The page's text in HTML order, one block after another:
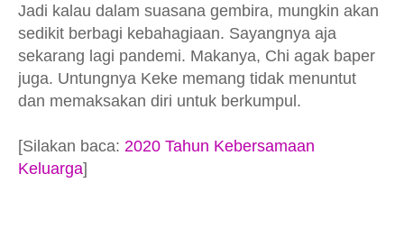
Jadi kalau dalam suasana gembira, mungkin akan
sedikit berbagi kebahagiaan. Sayangnya aja
sekarang lagi pandemi. Makanya, Chi agak baper
juga. Untungnya Keke memang tidak menuntut
dan memaksakan diri untuk berkumpul.
[Silakan baca: 2020 Tahun Kebersamaan
Keluarga]